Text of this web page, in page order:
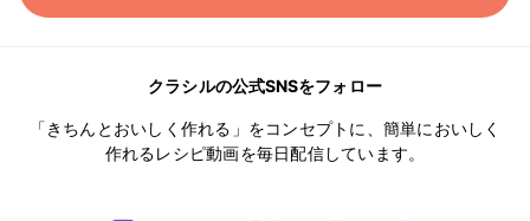
クラシルの公式SNSをフォロー
「きちんとおいしく作れる」をコンセプトに、簡単においしく
作れるレシピ動画を毎日配信しています。